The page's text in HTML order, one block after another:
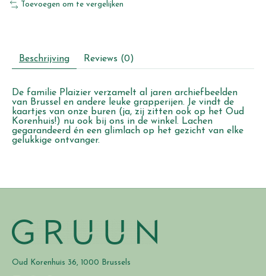
Toevoegen om te vergelijken
Beschrijving Reviews (0)
De familie Plaizier verzamelt al jaren archiefbeelden
van Brussel en andere leuke grapperijen. Je vindt de
kaartjes van onze buren (ja, zij zitten ook op het Oud
Korenhuis!) nu ook bij ons in de winkel. Lachen
gegarandeerd én een glimlach op het gezicht van elke
gelukkige ontvanger.
Oud Korenhuis 36, 1000 Brussels